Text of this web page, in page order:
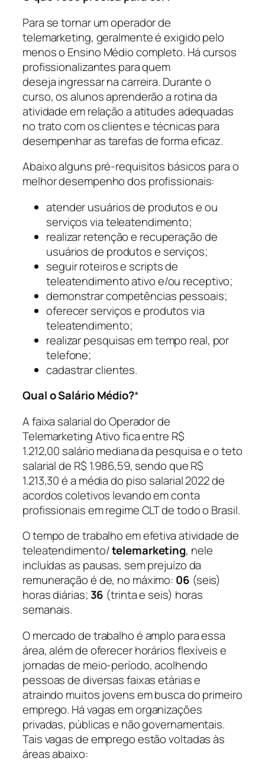
Para se tornar um operador de
telemarketing, geralmente é exigido pelo
menos o Ensino Médio completo. Há cursos
profissionalizantes para quem
deseja ingressar na carreira. Durante o
curso, os alunos aprenderão a rotina da
atividade em relação a atitudes adequadas
no trato com os clientes e técnicas para
desempenhar as tarefas de forma eficaz.
Abaixo alguns pré-requisitos básicos para o
melhor desempenho dos profissionais:
atender usuários de produtos e ou
serviços via teleatendimento;
realizar retenção e recuperação de
usuários de produtos e serviços;
seguir roteiros e scripts de
teleatendimento ativo e/ou receptivo;
demonstrar competências pessoais;
oferecer serviços e produtos via
teleatendimento;
realizar pesquisas em tempo real, por
telefone;
cadastrar clientes.
Qual o Salário Médio?*
A faixa salarial do Operador de
Telemarketing Ativo fica entre R$
1.212,00 salário mediana da pesquisa e o teto
salarial de R$ 1.986,59, sendo que R$
1.213,30 é a média do piso salarial 2022 de
acordos coletivos levando em conta
profissionais em regime CLT de todo o Brasil.
O tempo de trabalho em efetiva atividade de
teleatendimento/telemarketing, nele
incluídas as pausas, sem prejuízo da
remuneração é de, no máximo: 06 (seis)
horas diárias; 36 (trinta e seis) horas
semanais.
O mercado de trabalho é amplo para essa
área, além de oferecer horários flexíveis e
jornadas de meio-período, acolhendo
pessoas de diversas faixas etárias e
atraindo muitos jovens em busca do primeiro
emprego. Há vagas em organizações
privadas, públicas e não governamentais.
Tais vagas de emprego estão voltadas às
áreas abaixo: